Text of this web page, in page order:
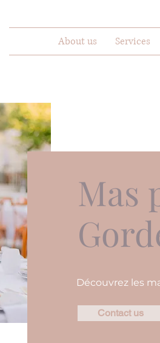
About us Services
Mas
Découvrez les
Contact us